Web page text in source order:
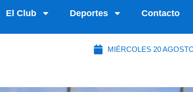
El Club Deportes Contacto
MIÉRCOLES 20